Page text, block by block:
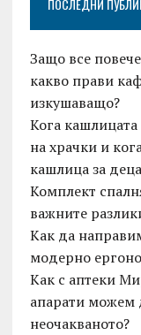
ПОСЛЕДНИ
Защо все
какво прави
изкушаващо?
Кога кашлицата
на храчки и
кашлица за
Комплект
важните
Как да
модерно
Как с аптеки
апарати можем
неочакваното?